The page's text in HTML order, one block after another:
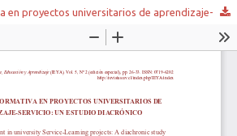
Evaluación formativa en proyectos universitarios de aprendizaje-servicio: un estudio diacrónico